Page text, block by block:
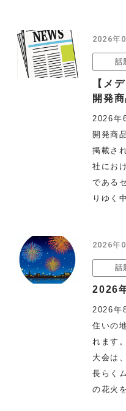
2026年
話
【メ
開発
2026年
開発商
掲載さ
社にお
である
りゆく
2026年
話
2026
2026年
住いの
れます
大会は
長らく
の花火